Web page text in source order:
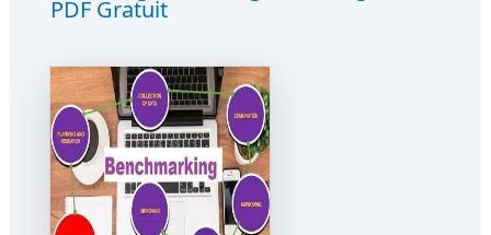
PDF Gratuit